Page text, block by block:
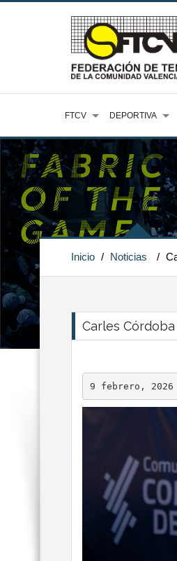
FTCV DEPORTIVA
Inicio / Noticias /
Carles
9 febrero, 2026